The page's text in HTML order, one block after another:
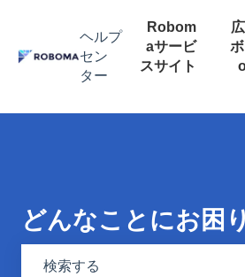
Robom
aサービ
スサイト